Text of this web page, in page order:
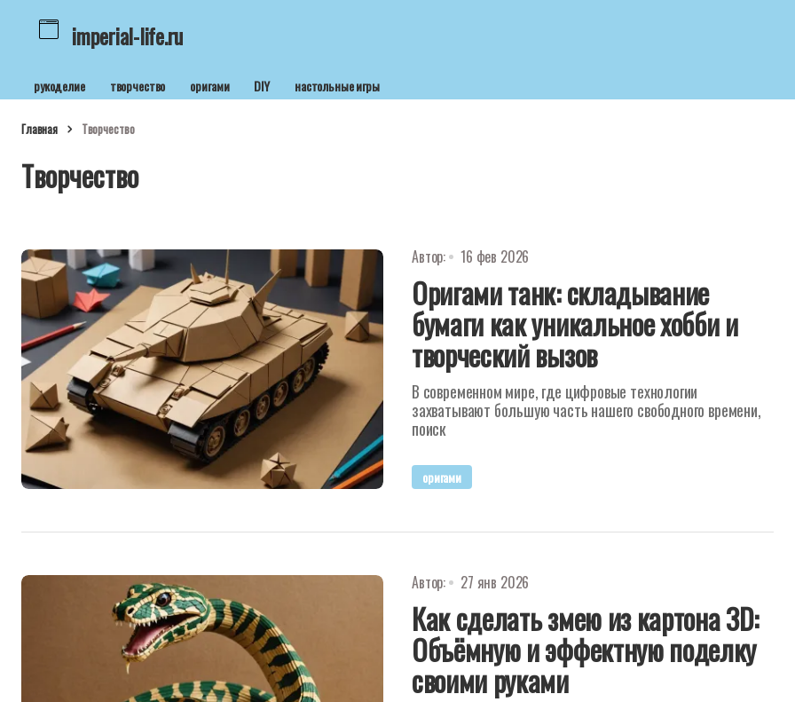
imperial-life.ru
рукоделие творчество оригами DIY настольные игры
Главная Творчество
Творчество
Автор: 16 фев 2026
Оригами танк: складывание
бумаги как уникальное хобби и
творческий вызов
В современном мире, где цифровые технологии
захватывают большую часть нашего свободного времени,
поиск
оригами
Автор: 27 янв 2026
Как сделать змею из картона 3D:
Объёмную и эффектную поделку
своими руками